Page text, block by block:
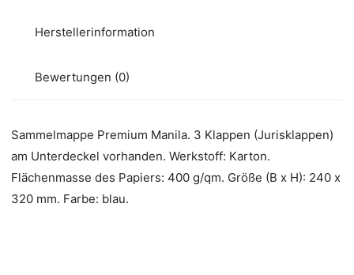
Herstellerinformation
Bewertungen (0)
Sammelmappe Premium Manila. 3 Klappen (Jurisklappen)
am Unterdeckel vorhanden. Werkstoff: Karton.
Flächenmasse des Papiers: 400 g/qm. Größe (B x H): 240 x
320 mm. Farbe: blau.